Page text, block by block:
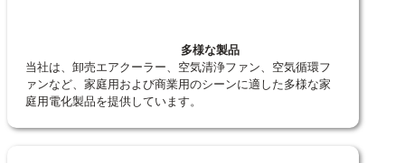
多様な製品
当社は、卸売エアクーラー、空気清浄ファン、空気循環フ
ァンなど、家庭用および商業用のシーンに適した多様な家
庭用電化製品を提供しています。